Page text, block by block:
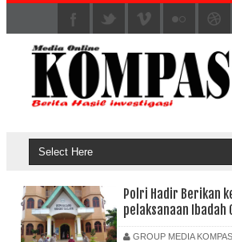
Polri Hadir Berikan
pelaksanaan Ibadah
GROUP MEDIA